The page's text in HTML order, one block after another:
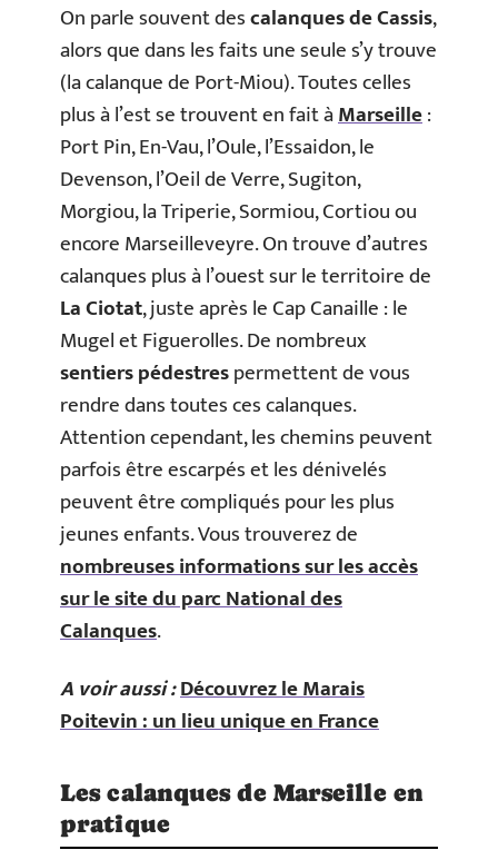
On parle souvent descalanques de Cassis,
alors que dans les faits une seule s’y trouve
(la calanque de Port-Miou). Toutes celles
plus à l’est se trouvent en fait àMarseille:
Port Pin, En-Vau, l’Oule, l’Essaidon, le
Devenson, l’Oeil de Verre, Sugiton,
Morgiou, la Triperie, Sormiou, Cortiou ou
encore Marseilleveyre. On trouve d’autres
calanques plus à l’ouest sur le territoire de
La Ciotat, juste après le Cap Canaille : le
Mugel et Figuerolles. De nombreux
sentiers pédestrespermettent de vous
rendre dans toutes ces calanques.
Attention cependant, les chemins peuvent
parfois être escarpés et les dénivelés
peuvent être compliqués pour les plus
jeunes enfants. Vous trouverez de
nombreuses informations sur les accès
sur le site du parc National des
Calanques.
A voir aussi :Découvrez le Marais
Poitevin : un lieu unique en France
Les calanques de Marseille en
pratique